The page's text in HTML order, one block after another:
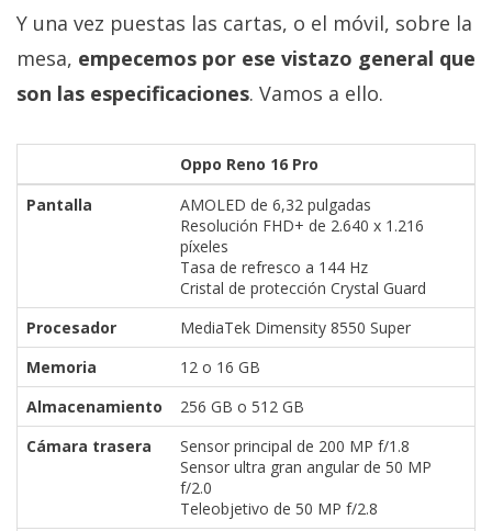
Y una vez puestas las cartas, o el móvil, sobre la
mesa, empecemos por ese vistazo general que
son las especificaciones. Vamos a ello.
Oppo Reno 16 Pro
Pantalla
AMOLED de 6,32 pulgadas
Resolución FHD+ de 2.640 x 1.216
píxeles
Tasa de refresco a 144 Hz
Cristal de protección Crystal Guard
Procesador
MediaTek Dimensity 8550 Super
Memoria
12 o 16 GB
Almacenamiento
256 GB o 512 GB
Cámara trasera
Sensor principal de 200 MP f/1.8
Sensor ultra gran angular de 50 MP
f/2.0
Teleobjetivo de 50 MP f/2.8